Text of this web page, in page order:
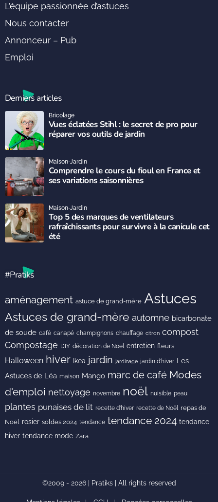
L’équipe passionnée d’astuces
Nous contacter
Annonceur – Pub
Emploi
Derniers articles
Vues éclatées Stihl : le secret de pro pour
réparer vos outils de jardin
Bricolage
Comprendre le cours du fioul en France et
ses variations saisonnières
Maison-Jardin
Top 5 des marques de ventilateurs
rafraîchissants pour survivre à la canicule cet
été
Maison-Jardin
#Pratiks
aménagement astuce de grand-mère Astuces
Astuces de grand-mère automne bicarbonate
de soude café canapé champignons chauffage citron compost
Compostage DIY décoration de Noël entretien fleurs
Halloween hiver Ikea jardin jardinage jardin d'hiver Les
Astuces de Léa maison Mango marc de café Modes
d'emploi nettoyage novembre noël nuisible peau
plantes punaises de lit recette d'hiver recette de Noël repas de
Noël rosier soldes 2024 tendance tendance 2024 tendance
hiver tendance mode Zara
©2009 - 2026 | Pratiks | All rights reserved